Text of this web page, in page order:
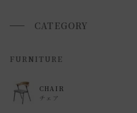
いませ 。
返品・交換について
ご覧ください。
CATEGORY
FURNITURE
CHAIR
チェア